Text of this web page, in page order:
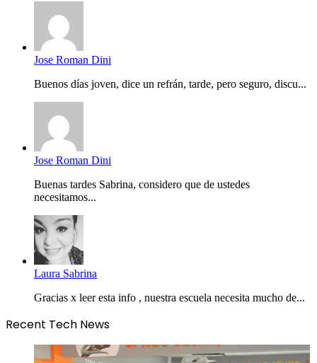
Jose Roman Dini
Buenos días joven, dice un refrán, tarde, pero seguro, discu...
Jose Roman Dini
Buenas tardes Sabrina, considero que de ustedes
necesitamos...
Laura Sabrina
Gracias x leer esta info , nuestra escuela necesita mucho de...
Recent Tech News